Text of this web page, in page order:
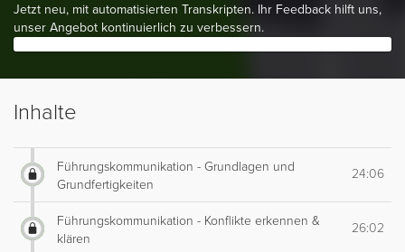
Jetzt neu, mit automatisierten Transkripten. Ihr Feedback hilft uns,
unser Angebot kontinuierlich zu verbessern.
Inhalte
Führungskommunikation - Grundlagen und
Grundfertigkeiten
24:06
Führungskommunikation - Konflikte erkennen &
klären
26:02